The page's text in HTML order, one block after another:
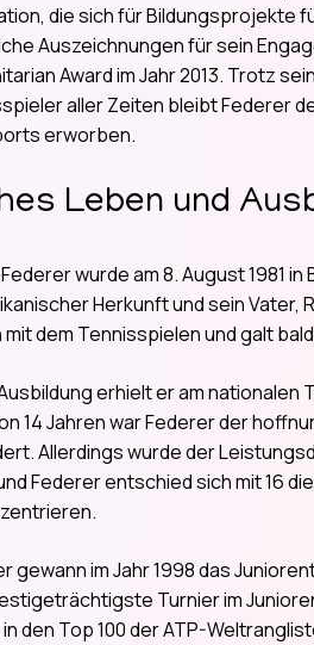
die sich für Bildungsprojekte
Auszeichnungen für sein
Award im Jahr 2013. Trotz
aller Zeiten bleibt Federer
erworben.
Leben und
wurde am 8. August 1981
Herkunft und sein Vater,
mit dem Tennisspielen und galt
erhielt er am nationalen
14 Jahren war Federer der
Allerdings wurde der
Federer entschied sich mit 16
gewann im Jahr 1998 das
Turnier im
den Top 100 der ATP-